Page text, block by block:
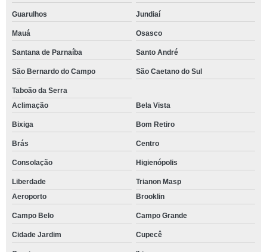
Guarulhos Jundiaí
Mauá Osasco
Santana de Parnaíba Santo André
São Bernardo do Campo São Caetano do Sul
Taboão da Serra
Aclimação
Bela Vista
Bixiga Bom Retiro
Brás Centro
Consolação Higienópolis
Liberdade
Trianon Masp
Aeroporto
Brooklin
Campo Belo Campo Grande
Cidade Jardim Cupecê